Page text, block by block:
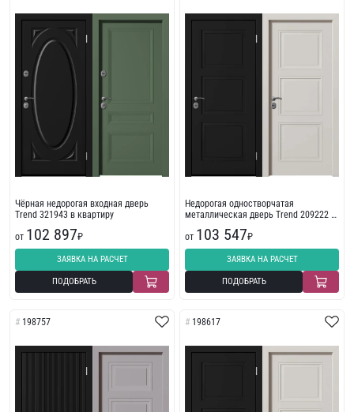
Чёрная недорогая входная дверь
Trend 321943 в квартиру
от 102 897₽
ЗАЯВКА НА РАСЧЕТ
ПОДОБРАТЬ
Недорогая одностворчатая
металлическая дверь Trend 209222 с
от 103 547₽
ЗАЯВКА НА РАСЧЕТ
ПОДОБРАТЬ
198757 198617